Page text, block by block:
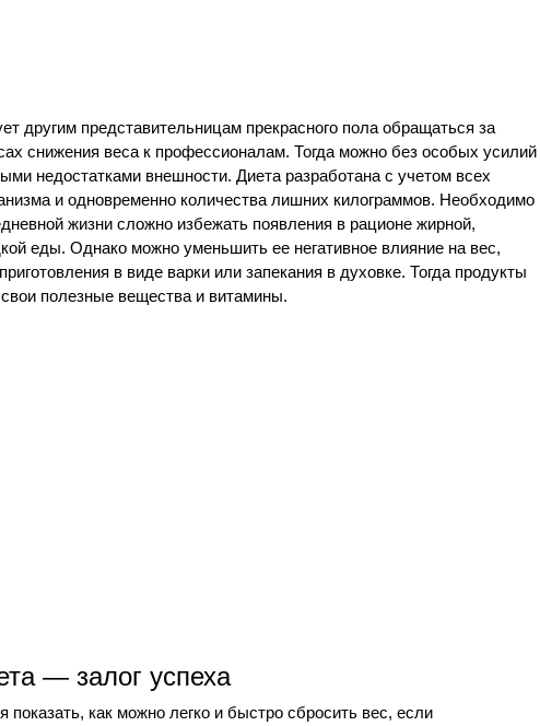
другим представительницам прекрасного пола обращаться за
снижения веса к профессионалам. Тогда можно без особых усилий
недостатками внешности. Диета разработана с учетом всех
и одновременно количества лишних килограммов. Необходимо
жизни сложно избежать появления в рационе жирной,
еды. Однако можно уменьшить ее негативное влияние на вес,
в виде варки или запекания в духовке. Тогда продукты
свои полезные вещества и витамины.
— залог успеха
показать, как можно легко и быстро сбросить вес, если